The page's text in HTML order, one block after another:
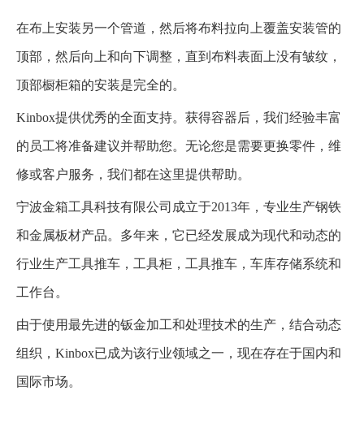
在布上安装另一个管道，然后将布料拉向上覆盖安装管的
顶部，然后向上和向下调整，直到布料表面上没有皱纹，
顶部橱柜箱的安装是完全的。
Kinbox提供优秀的全面支持。获得容器后，我们经验丰富
的员工将准备建议并帮助您。无论您是需要更换零件，维
修或客户服务，我们都在这里提供帮助。
宁波金箱工具科技有限公司成立于2013年，专业生产钢铁
和金属板材产品。多年来，它已经发展成为现代和动态的
行业生产工具推车，工具柜，工具推车，车库存储系统和
工作台。
由于使用最先进的钣金加工和处理技术的生产，结合动态
组织，Kinbox已成为该行业领域之一，现在存在于国内和
国际市场。